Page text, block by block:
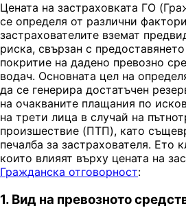
Цената на застраховката ГО
се определя от различни
застрахователите вземат
риска, свързан с
покритие на дадено превозно
водач. Основната цел на
да се генерира достатъчен
на очакваните плащания по
на трети лица в случай на
произшествие (ПТП), като
печалба за застрахователя. Ето
които влияят върху цената на
Гражданска отговорност:
1. Вид на превозното